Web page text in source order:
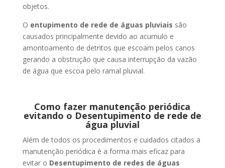
objetos.
O entupimento de rede de águas pluviais são
causados principalmente devido ao acumulo e
amontoamento de detritos que escoam pelos canos
gerando a obstrução que causa interrupção da vazão
de água que escoa pelo ramal pluvial.
Como fazer manutenção periódica
evitando o Desentupimento de rede de
água pluvial
Além de todos os procedimentos e cuidados citados a
manutenção periódica é a forma mais eficaz para
evitar o Desentupimento de redes de águas